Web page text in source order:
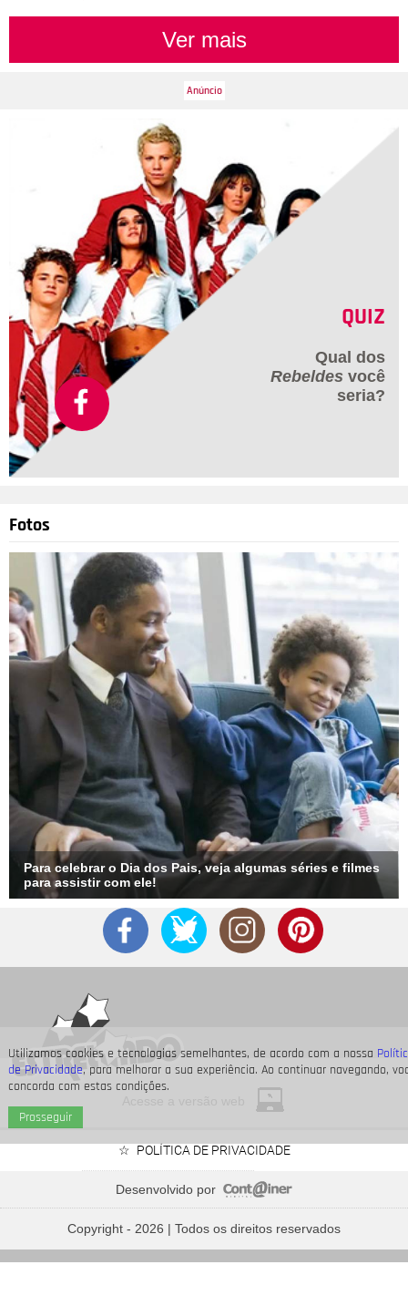
Utilizamos cookies e tecnologias semelhantes, de acordo com a nossa
de Privacidade, para melhorar a sua experiência. Ao continuar navegando,
concorda com estas condições.
Prosseguir
Ver mais
QUIZ
Qual dos
Rebeldes você
seria?
Fotos
Para celebrar o Dia dos Pais, veja algumas séries e filmes
para assistir com ele!
que passarão o Dia dos Pais à espera de seus bebês
POLÍTICA DE PRIVACIDADE
Desenvolvido por
Copyright - 2026 | Todos os direitos reservados